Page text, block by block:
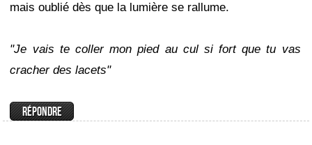
mais oublié dès que la lumière se rallume.
"Je vais te coller mon pied au cul si fort que tu vas
cracher des lacets"